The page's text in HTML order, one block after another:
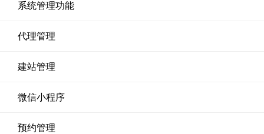
系统管理功能
代理管理
建站管理
微信小程序
预约管理